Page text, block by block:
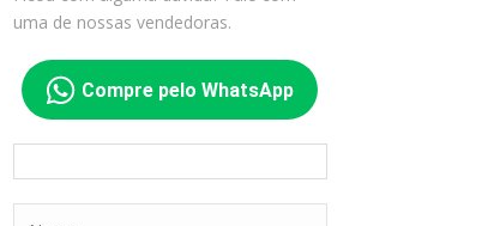
uma de nossas vendedoras.
Compre pelo WhatsApp